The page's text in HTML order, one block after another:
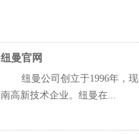
纽曼官网
纽曼公司创立于1996年，
南高新技术企业。纽曼在...